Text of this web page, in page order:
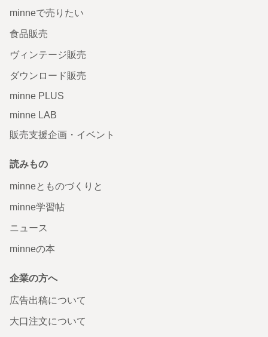
minneで売りたい
食品販売
ヴィンテージ販売
ダウンロード販売
minne PLUS
minne LAB
販売支援企画・イベント
読みもの
minneとものづくりと
minne学習帖
ニュース
minneの本
企業の方へ
広告出稿について
大口注文について